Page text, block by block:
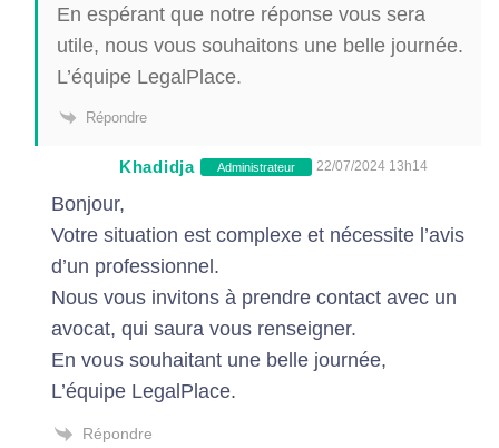
En espérant que notre réponse vous sera
utile, nous vous souhaitons une belle journée.
L’équipe LegalPlace.
Répondre
Khadidja Administrateur 22/07/2024 13h14
Bonjour,
Votre situation est complexe et nécessite l’avis
d’un professionnel.
Nous vous invitons à prendre contact avec un
avocat, qui saura vous renseigner.
En vous souhaitant une belle journée,
L’équipe LegalPlace.
Répondre